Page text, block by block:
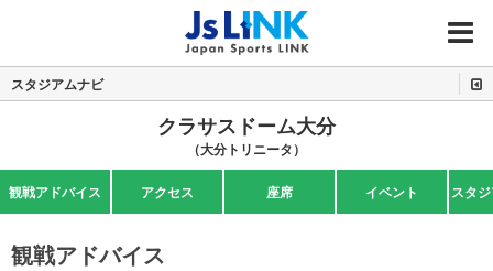
MENU
スタジアムナビ
クラサスドーム大分
（大分トリニータ）
観戦アドバイス アクセス 座席 イベント スタ
観戦アドバイス